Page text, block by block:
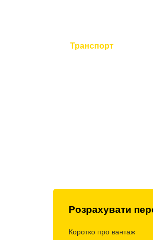
Транспорт
Розрахувати
Коротко про вантаж